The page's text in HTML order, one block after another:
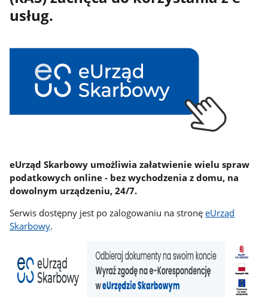
usług.
eUrząd Skarbowy umożliwia załatwienie wielu spraw
podatkowych online - bez wychodzenia z domu, na
dowolnym urządzeniu, 24/7.
Serwis dostępny jest po zalogowaniu na stronęeUrząd
Skarbowy.